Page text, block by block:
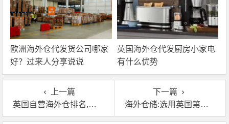
欧洲海外仓代发货公司哪家
好？过来人分享说说
英国海外仓代发厨房小家电
有什么优势
上一篇
英国自营海外仓排名,告诉大家哪家好英国海外仓移仓换标服务好
下一篇
海外仓储:选用英国第三方海外仓，需要注意什么？